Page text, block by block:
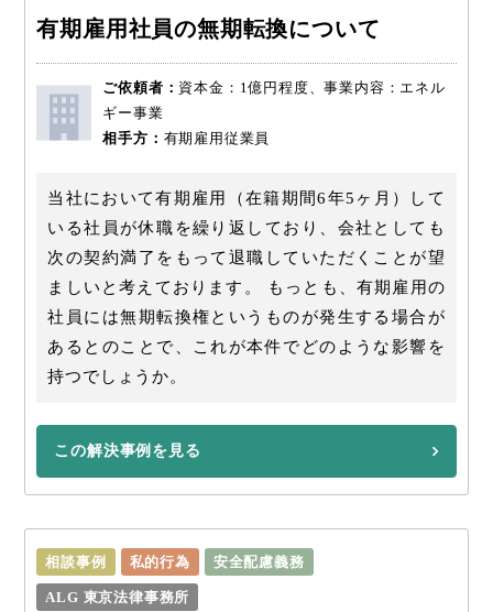
有期雇用社員の無期転換について
ご依頼者： 資本金：1億円程度、事業内容：エネル
ギー事業
相手方： 有期雇用従業員
当社において有期雇用（在籍期間6年5ヶ月）して
いる社員が休職を繰り返しており、会社としても
次の契約満了をもって退職していただくことが望
ましいと考えております。 もっとも、有期雇用の
社員には無期転換権というものが発生する場合が
あるとのことで、これが本件でどのような影響を
持つでしょうか。
この解決事例を見る
相談事例 私的行為 安全配慮義務
ALG 東京法律事務所